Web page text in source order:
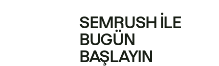
SEMRUSH ILE
BUGÜN
BAŞLAYIN